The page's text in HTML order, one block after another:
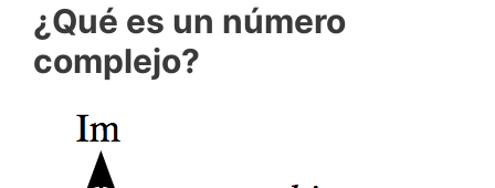
¿Qué es un número
complejo?